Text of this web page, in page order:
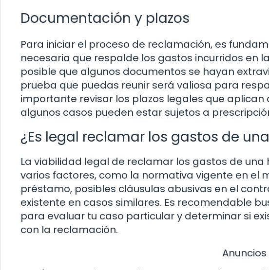
Documentación y plazos
Para iniciar el proceso de reclamación, es
necesaria que respalde los gastos incurridos en
posible que algunos documentos se hayan
prueba que puedas reunir será valiosa para
importante revisar los plazos legales que
algunos casos pueden estar sujetos a
¿Es legal reclamar los gastos de
La viabilidad legal de reclamar los gastos de
varios factores, como la normativa vigente en el
préstamo, posibles cláusulas abusivas en el
existente en casos similares. Es recomendable
para evaluar tu caso particular y determinar si
con la reclamación.
Anuncios